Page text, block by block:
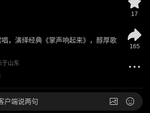
，演绎经典《掌声响起来》，醇厚歌
于山东
17
165
户端说两句